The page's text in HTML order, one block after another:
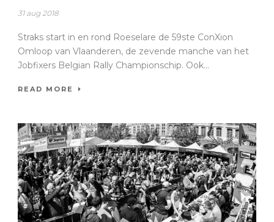
31 aug 2018
Straks start in en rond Roeselare de 59ste ConXion
Omloop van Vlaanderen, de zevende manche van het
Jobfixers Belgian Rally Championschip. Ook...
READ MORE